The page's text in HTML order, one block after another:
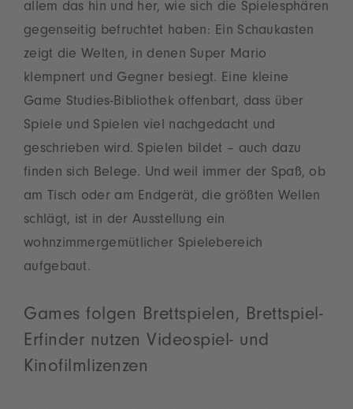
allem das hin und her, wie sich die Spielesphären
gegenseitig befruchtet haben: Ein Schaukasten
zeigt die Welten, in denen Super Mario
klempnert und Gegner besiegt. Eine kleine
Game Studies-Bibliothek offenbart, dass über
Spiele und Spielen viel nachgedacht und
geschrieben wird. Spielen bildet – auch dazu
finden sich Belege. Und weil immer der Spaß, ob
am Tisch oder am Endgerät, die größten Wellen
schlägt, ist in der Ausstellung ein
wohnzimmergemütlicher Spielebereich
aufgebaut.
Games folgen Brettspielen, Brettspiel-
Erfinder nutzen Videospiel- und
Kinofilmlizenzen